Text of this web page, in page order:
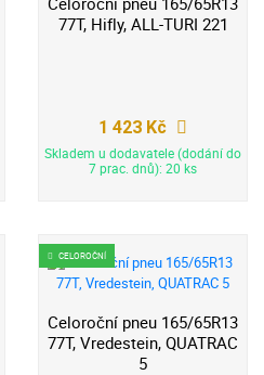
Celoroční pneu 165/65R13
77T, Hifly, ALL-TURI 221
1 423 Kč
Skladem u dodavatele (dodání do
7 prac. dnů): 20 ks
CELOROČNÍ
Celoroční pneu 165/65R13
77T, Vredestein, QUATRAC
5